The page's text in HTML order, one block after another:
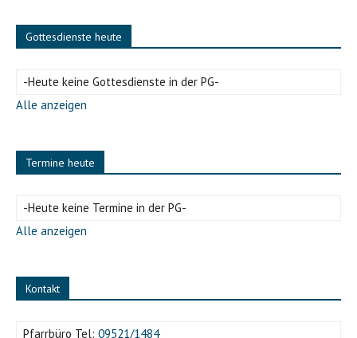
Gottesdienste heute
-Heute keine Gottesdienste in der PG-
Alle anzeigen
Termine heute
-Heute keine Termine in der PG-
Alle anzeigen
Kontakt
Pfarrbüro Tel: 09521/1484